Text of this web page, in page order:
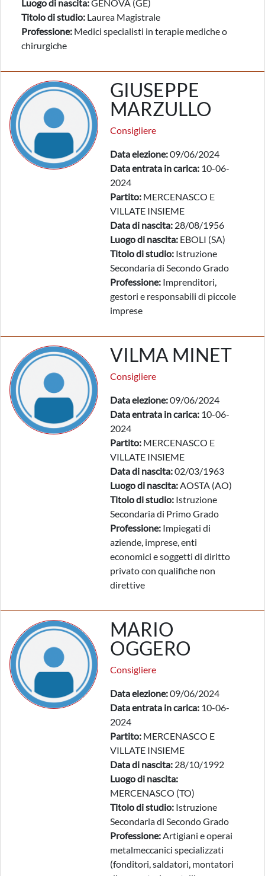
Luogo di nascita:GENOVA (GE)
Titolo di studio: Laurea Magistrale
Professione: Medici specialisti in terapie mediche o
chirurgiche
GIUSEPPE
MARZULLO
Consigliere
Data elezione:09/06/2024
Data entrata in carica: 10-06-
2024
Partito: MERCENASCO E
VILLATE INSIEME
Data di nascita: 28/08/1956
Luogo di nascita: EBOLI (SA)
Titolo di studio: Istruzione
Secondaria di Secondo Grado
Professione: Imprenditori,
gestori e responsabili di piccole
imprese
VILMA MINET
Consigliere
Data elezione:09/06/2024
Data entrata in carica: 10-06-
2024
Partito: MERCENASCO E
VILLATE INSIEME
Data di nascita:02/03/1963
Luogo di nascita:AOSTA (AO)
Titolo di studio: Istruzione
Secondaria di Primo Grado
Professione: Impiegati di
aziende, imprese, enti
economici e soggetti di diritto
privato con qualifiche non
direttive
MARIO
OGGERO
Consigliere
Data elezione:09/06/2024
Data entrata in carica: 10-06-
2024
Partito: MERCENASCO E
VILLATE INSIEME
Data di nascita: 28/10/1992
Luogo di nascita:
MERCENASCO (TO)
Titolo di studio: Istruzione
Secondaria di Secondo Grado
Professione:Artigiani e operai
metalmeccanici specializzati
(fonditori, saldatori, montatori